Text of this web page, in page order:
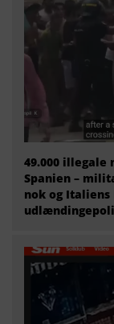
49.000
Spanien –
nok og